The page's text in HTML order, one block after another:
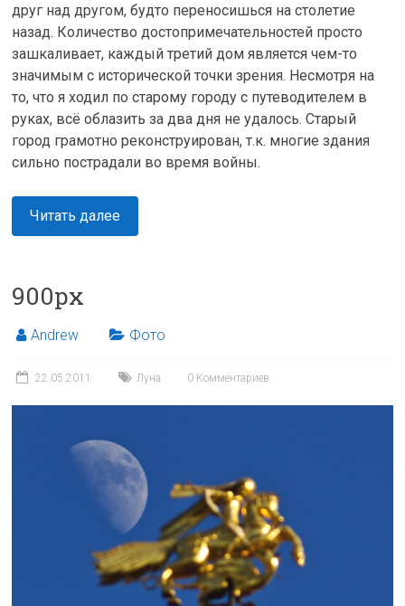
друг над другом, будто переносишься на столетие
назад. Количество достопримечательностей просто
зашкаливает, каждый третий дом является чем-то
значимым с исторической точки зрения. Несмотря на
то, что я ходил по старому городу с путеводителем в
руках, всё облазить за два дня не удалось. Старый
город грамотно реконструирован, т.к. многие здания
сильно пострадали во время войны.
Читать далее
900px
Andrew Фото
22.05.2011 Луна 0 Комментариев